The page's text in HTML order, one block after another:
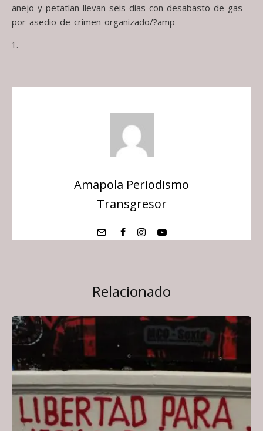
anejo-y-petatlan-llevan-seis-dias-con-desabasto-de-gas-
por-asedio-de-crimen-organizado/?amp
Amapola Periodismo
Transgresor
Relacionado